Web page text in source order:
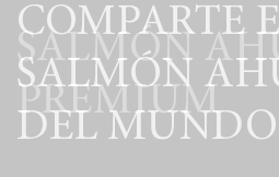
CONTACTA
TIENDA ONLINE
SALMÓN
PREMIUM
COMPARTE
SALMÓN
DEL MUNDO